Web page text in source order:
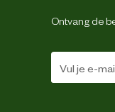
Ontvang de